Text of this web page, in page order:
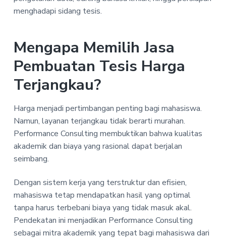
menghadapi sidang tesis.
Mengapa Memilih Jasa
Pembuatan Tesis Harga
Terjangkau?
Harga menjadi pertimbangan penting bagi mahasiswa.
Namun, layanan terjangkau tidak berarti murahan.
Performance Consulting membuktikan bahwa kualitas
akademik dan biaya yang rasional dapat berjalan
seimbang.
Dengan sistem kerja yang terstruktur dan efisien,
mahasiswa tetap mendapatkan hasil yang optimal
tanpa harus terbebani biaya yang tidak masuk akal.
Pendekatan ini menjadikan Performance Consulting
sebagai mitra akademik yang tepat bagi mahasiswa dari